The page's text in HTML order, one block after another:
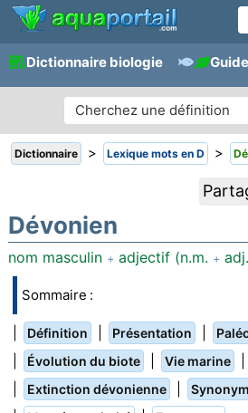
Dictionnaire biologie
Dictionnaire > Lexique mots en D >
Dévonien
nom masculin +adjectif (n.m. +
Sommaire :
Définition Présentation
Évolution du biote Vie marine
Extinction dévonienne